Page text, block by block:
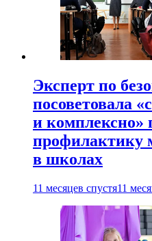
Эксперт по
посоветовала
и комплексно»
профилактику
в школах
11 месяцев спустя11